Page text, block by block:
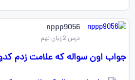
nppp9056
درس 2 زبان نهم
جواب اون سواله که علامت زدم